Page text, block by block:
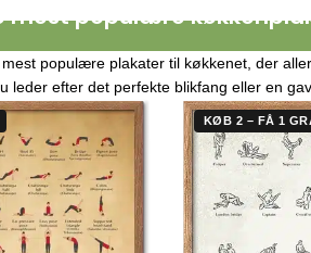
mest populære
populære plakater til køkkenet, der
leder efter det perfekte blikfang eller en
KØB 2 – FÅ 1